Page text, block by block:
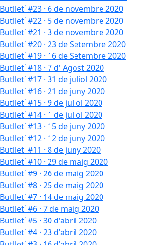
Butlletí #23 · 6 de novembre 2020
Butlletí #22 · 5 de novembre 2020
Butlletí #21 · 3 de novembre 2020
Butlletí #20 · 23 de Setembre 2020
Butlletí #19 · 16 de Setembre 2020
Butlletí #18 · 7 d' Agost 2020
Butlletí #17 · 31 de juliol 2020
Butlletí #16 · 21 de juny 2020
Butlletí #15 · 9 de juliol 2020
Butlletí #14 · 1 de juliol 2020
Butlletí #13 · 15 de juny 2020
Butlletí #12 · 12 de juny 2020
Butlletí #11 · 8 de juny 2020
Butlletí #10 · 29 de maig 2020
Butlletí #9 · 26 de maig 2020
Butlletí #8 · 25 de maig 2020
Butlletí #7 · 14 de maig 2020
Butlletí #6 · 7 de maig 2020
Butlletí #5 · 30 d'abril 2020
Butlletí #4 · 23 d'abril 2020